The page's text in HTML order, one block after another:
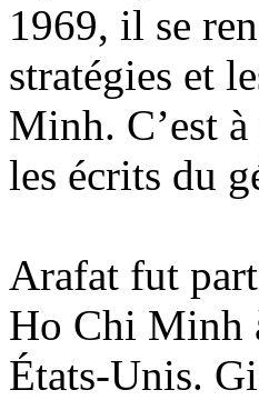
1969, il se
stratégies et
Minh. C’est
les écrits du
Arafat fut
Ho Chi Minh
États-Unis.